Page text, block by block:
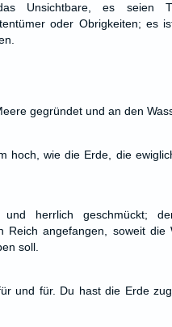
Unsichtbare, es seien
oder Obrigkeiten; es
gegründet und an den
hoch, wie die Erde, die
herrlich geschmückt;
Reich angefangen, soweit die
soll.
und für. Du hast die Erde